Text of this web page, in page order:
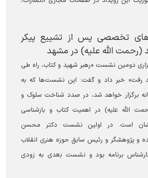
تخصصی پس از تشییع پیکر
(رحمت الله علیه) در مشهد
دومین نشست «رهبر شهید و کتاب، راه طی
رفت» خبر داد و گفت: این نشست‌ها که به
برگزار خواهد شد، در صدد شناخت سلوک و
الله علیه) در اهمیت کتاب و بازشناسی
است. در اولین نشست دکتر محسن
و پژوهشگر و رئیس سابق حوزه هنری انقلاب
برنامه بود و نشست بعدی به زودی